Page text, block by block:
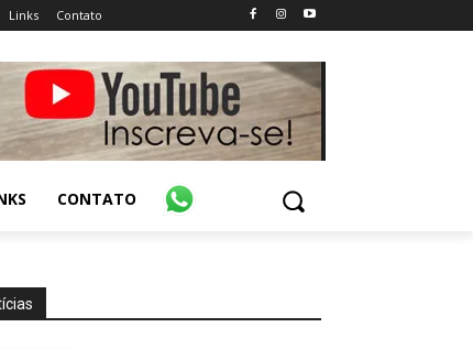
Links Contato
CONTATO